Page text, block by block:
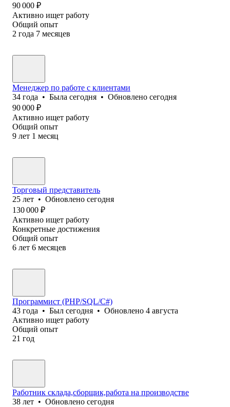
90 000 ₽
Активно ищет работу
Общий опыт
2 года 7 месяцев
Менеджер по работе с клиентами
34 года • Была сегодня • Обновлено сегодня
90 000 ₽
Активно ищет работу
Общий опыт
9 лет 1 месяц
Торговый представитель
25 лет • Обновлено сегодня
130 000 ₽
Активно ищет работу
Конкретные достижения
Общий опыт
6 лет 6 месяцев
Программист (PHP/SQL/C#)
43 года • Был сегодня • Обновлено 4 августа
Активно ищет работу
Общий опыт
21 год
Работник склада,сборщик,работа на производстве
38 лет • Обновлено сегодня